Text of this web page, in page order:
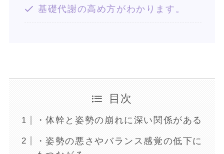
基礎代謝の高め方がわかります。
目次
・体幹と姿勢の崩れに深い関係がある
・姿勢の悪さやバランス感覚の低下に